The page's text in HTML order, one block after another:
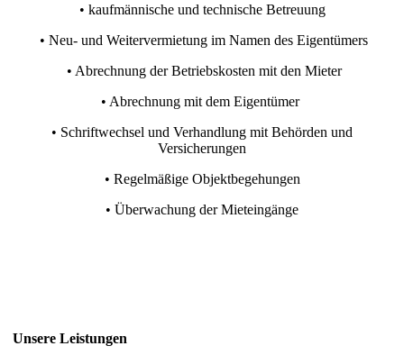
• kaufmännische und technische Betreuung
• Neu- und Weitervermietung im Namen des Eigentümers
• Abrechnung der Betriebskosten mit den Mieter
• Abrechnung mit dem Eigentümer
• Schriftwechsel und Verhandlung mit Behörden und
Versicherungen
• Regelmäßige Objektbegehungen
• Überwachung der Mieteingänge
Unsere Leistungen